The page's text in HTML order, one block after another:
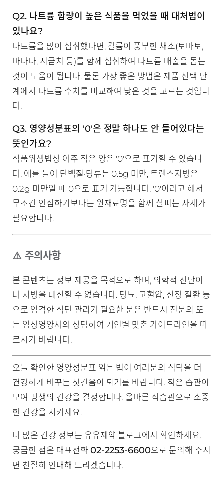
Q2. 나트륨 함량이 높은 식품을 먹었을 때 대처법이
있나요?
나트륨을 많이 섭취했다면, 칼륨이 풍부한 채소(토마토,
바나나, 시금치 등)를 함께 섭취하여 나트륨 배출을 돕는
것이 도움이 됩니다. 물론 가장 좋은 방법은 제품 선택 단
계에서 나트륨 수치를 비교하여 낮은 것을 고르는 것입니
다.
Q3. 영양성분표의 '0'은 정말 하나도 안 들어있다는
뜻인가요?
식품위생법상 아주 적은 양은 '0'으로 표기할 수 있습니
다. 예를 들어 단백질·당류는 0.5g 미만, 트랜스지방은
0.2g 미만일 때 0으로 표기 가능합니다. '0'이라고 해서
무조건 안심하기보다는 원재료명을 함께 살피는 자세가
필요합니다.
⚠️ 주의사항
본 콘텐츠는 정보 제공을 목적으로 하며, 의학적 진단이
나 처방을 대신할 수 없습니다. 당뇨, 고혈압, 신장 질환 등
으로 엄격한 식단 관리가 필요한 분은 반드시 전문의 또
는 임상영양사와 상담하여 개인별 맞춤 가이드라인을 따
르시기 바랍니다.
오늘 확인한 영양성분표 읽는 법이 여러분의 식탁을 더
건강하게 바꾸는 첫걸음이 되기를 바랍니다. 작은 습관이
모여 평생의 건강을 결정합니다. 올바른 식습관으로 소중
한 건강을 지키세요.
더 많은 건강 정보는 유유제약 블로그에서 확인하세요.
궁금한 점은 대표전화 02-2253-6600으로 문의해 주시
면 친절히 안내해 드리겠습니다.